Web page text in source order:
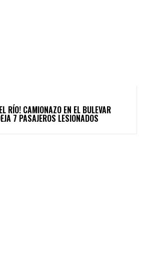
RÍO! CAMIONAZO EN EL BULEVAR
7 PASAJEROS LESIONADOS